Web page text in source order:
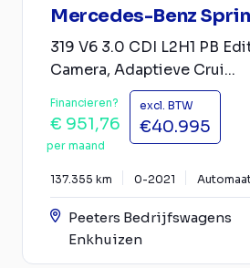
Mercedes-Benz
319 V6 3.0 CDI L2H1 PB
Camera, Adaptieve Crui...
Financieren?
€ 951,76
per maand
excl. BTW
€40.995
137.355 km 0-2021
Peeters Bedrijfswagens
Enkhuizen